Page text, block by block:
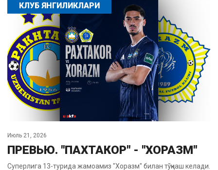
КЛУБ ЯНГИЛИКЛАРИ
Июль 21, 2026
ПРЕВЬЮ. "ПАХТАКОР" - "ХОРАЗМ"
Суперлига 13-турида жамоамиз "Хоразм" билан тўқнаш келади.